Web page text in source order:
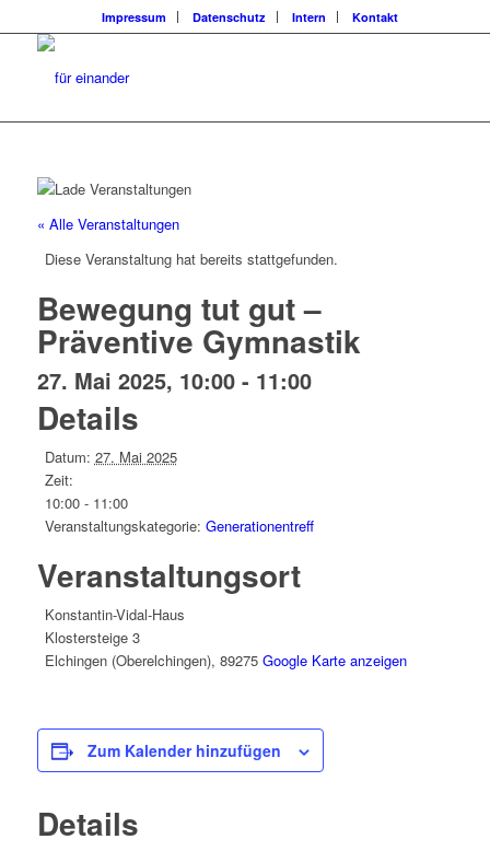
Impressum Datenschutz Intern Kontakt
« Alle Veranstaltungen
Diese Veranstaltung hat bereits stattgefunden.
Bewegung tut gut –
Präventive Gymnastik
27. Mai 2025, 10:00- 11:00
Details
Datum: 27. Mai 2025
Zeit:
10:00 - 11:00
Veranstaltungskategorie: Generationentreff
Veranstaltungsort
Konstantin-Vidal-Haus
Klostersteige 3
Elchingen (Oberelchingen), 89275 Google Karte anzeigen
Zum Kalender hinzufügen
Details